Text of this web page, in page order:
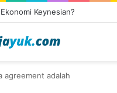
Keynesian?
agreement adalah